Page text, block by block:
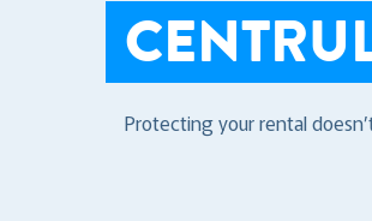
Protecting your rental